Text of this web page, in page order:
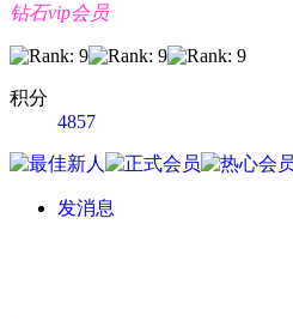
钻石vip会员
积分
4857
发消息